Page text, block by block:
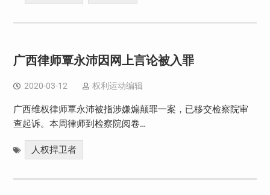
广西律师覃永沛因网上言论被入罪
2020-03-12 权利运动编辑
广西维权律师覃永沛被指涉嫌煽颠罪一案，已移交检察院审
查起诉。本周律师到检察院阅卷…
人权捍卫者